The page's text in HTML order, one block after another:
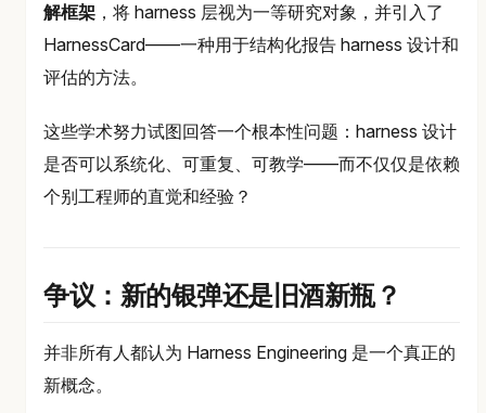
解框架 ，将 harness 层视为一等研究对象，并引入了
HarnessCard——一种用于结构化报告 harness 设计和
评估的方法。
这些学术努力试图回答一个根本性问题：harness 设计
是否可以系统化、可重复、可教学——而不仅仅是依赖
个别工程师的直觉和经验？
争议：新的银弹还是旧酒新瓶？
并非所有人都认为 Harness Engineering 是一个真正的
新概念。